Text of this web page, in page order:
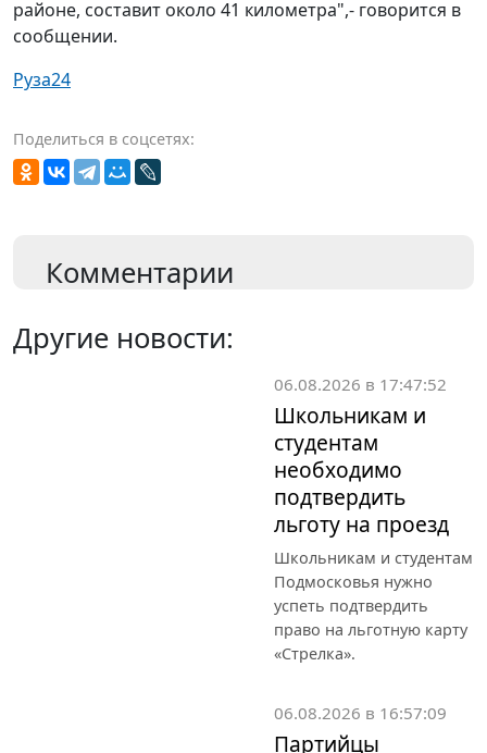
районе, составит около 41 километра",- говорится в
сообщении.
Руза24
Поделиться в соцсетях:
Комментарии
Другие новости:
06.08.2026 в 17:47:52
Школьникам и
студентам
необходимо
подтвердить
льготу на проезд
Школьникам и студентам
Подмосковья нужно
успеть подтвердить
право на льготную карту
«Стрелка».
06.08.2026 в 16:57:09
Партийцы